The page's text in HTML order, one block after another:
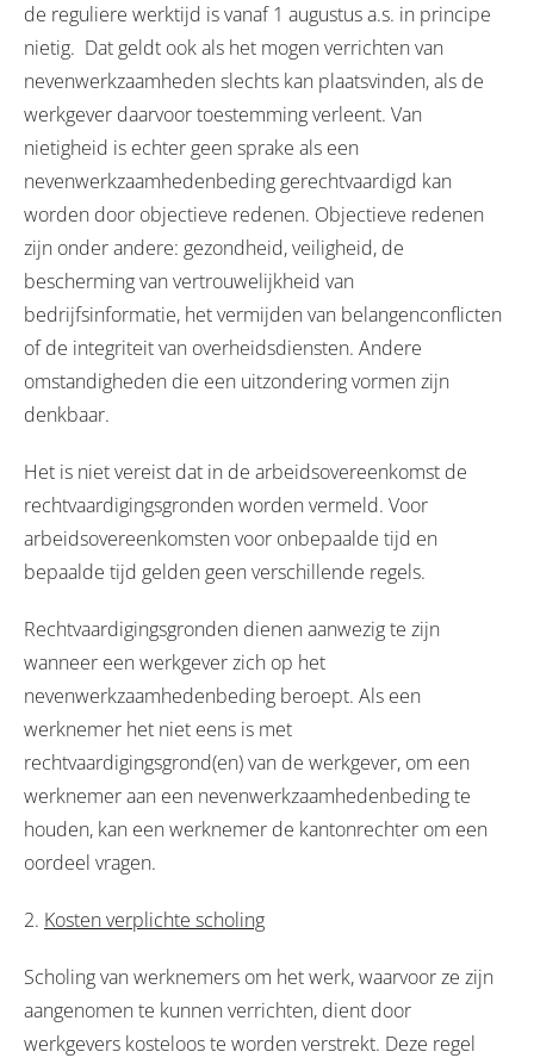
de reguliere werktijd is vanaf 1 augustus a.s. in principe
nietig. Dat geldt ook als het mogen verrichten van
nevenwerkzaamheden slechts kan plaatsvinden, als de
werkgever daarvoor toestemming verleent. Van
nietigheid is echter geen sprake als een
nevenwerkzaamhedenbeding gerechtvaardigd kan
worden door objectieve redenen. Objectieve redenen
zijn onder andere: gezondheid, veiligheid, de
bescherming van vertrouwelijkheid van
bedrijfsinformatie, het vermijden van belangenconflicten
of de integriteit van overheidsdiensten. Andere
omstandigheden die een uitzondering vormen zijn
denkbaar.
Het is niet vereist dat in de arbeidsovereenkomst de
rechtvaardigingsgronden worden vermeld. Voor
arbeidsovereenkomsten voor onbepaalde tijd en
bepaalde tijd gelden geen verschillende regels.
Rechtvaardigingsgronden dienen aanwezig te zijn
wanneer een werkgever zich op het
nevenwerkzaamhedenbeding beroept. Als een
werknemer het niet eens is met
rechtvaardigingsgrond(en) van de werkgever, om een
werknemer aan een nevenwerkzaamhedenbeding te
houden, kan een werknemer de kantonrechter om een
oordeel vragen.
2. Kosten verplichte scholing
Scholing van werknemers om het werk, waarvoor ze zijn
aangenomen te kunnen verrichten, dient door
werkgevers kosteloos te worden verstrekt. Deze regel